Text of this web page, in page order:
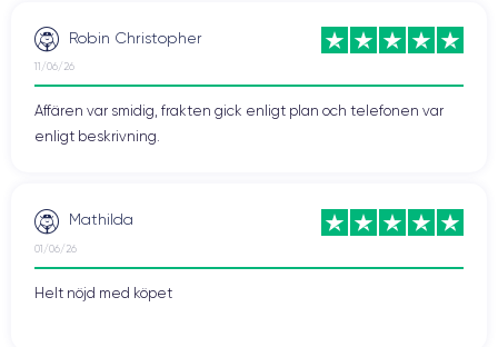
Robin Christopher
11/06/26
Affären var smidig, frakten gick enligt plan och telefonen var
enligt beskrivning.
Mathilda
01/06/26
Helt nöjd med köpet